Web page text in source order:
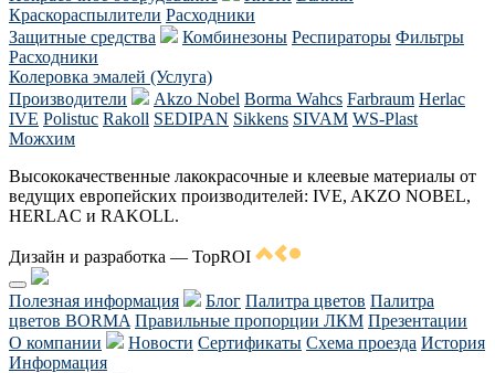
Краскораспылители Расходники
Защитные средства
Комбинезоны Респираторы Фильтры
Расходники
Колеровка эмалей (Услуга)
Производители
Akzo Nobel Borma Wahcs Farbraum Herlac
IVE Polistuc Rakoll SEDIPAN Sikkens SIVAM WS-Plast
Можхим
Высококачественные лакокрасочные и клеевые материалы от
ведущих европейских производителей: IVE, AKZO NOBEL,
HERLAC и RAKOLL.
Дизайн и разработка — TopROI
Полезная информация Блог Палитра цветов Палитра
цветов BORMA Правильные пропорции ЛКМ Презентации
О компании
Новости Сертификаты Схема проезда История
Информация